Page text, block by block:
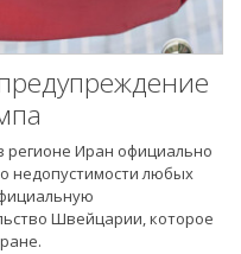
регионе Иран официально
недопустимости любых
Швейцарии, которое